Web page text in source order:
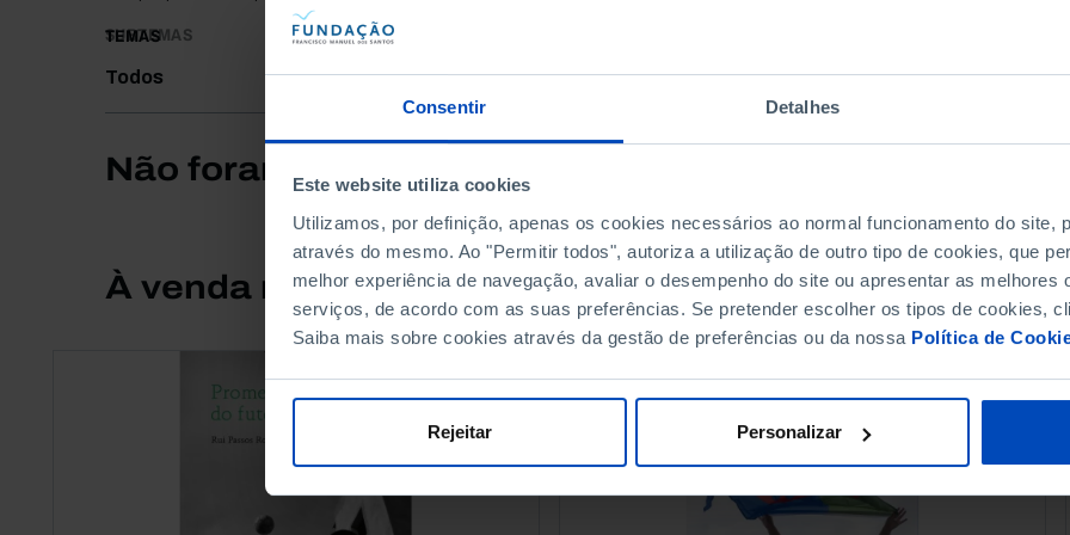
Consentir Detalhes
Este website utiliza cookies
Utilizamos, por definição, apenas os cookies necessários ao normal funcionamento do site,
através do mesmo. Ao "Permitir todos", autoriza a utilização de outro tipo de cookies, que
melhor experiência de navegação, avaliar o desempenho do site ou apresentar as melhores
serviços, de acordo com as suas preferências. Se pretender escolher os tipos de cookies,
Saiba mais sobre cookies através da gestão de preferências ou da nossa Política de
Rejeitar Personalizar
TEMAS
Todos
SUBTEMAS
Todos Mais
Não foram encontrados resultados para esta
À venda na Livraria